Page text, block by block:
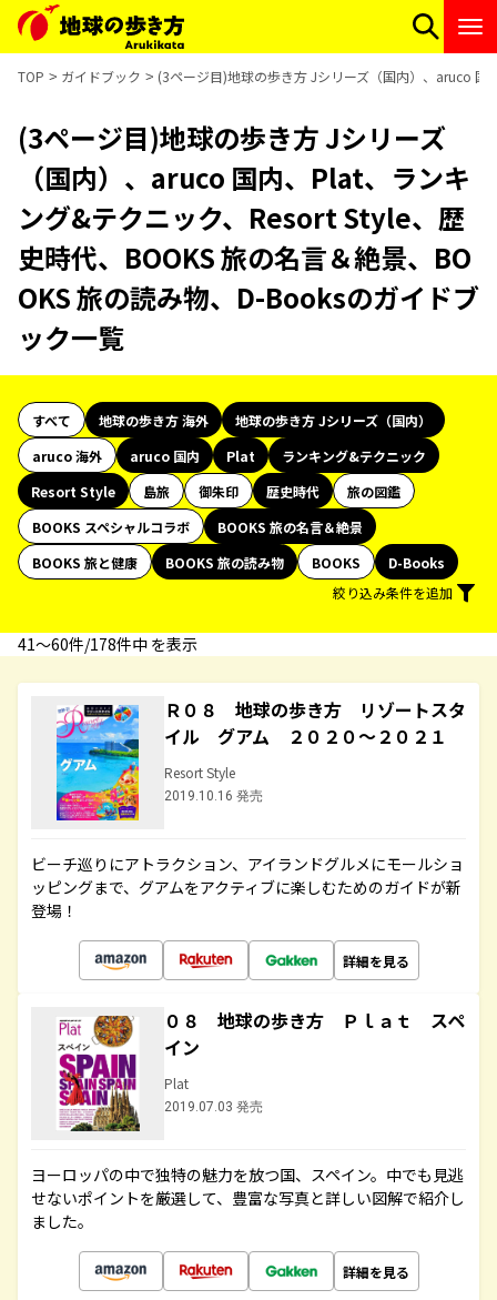
TOP ガイドブック (3ページ目)地球の歩き方 Jシリーズ（国内）、aruco
(3ページ目)地球の歩き方 Jシリーズ
（国内）、aruco 国内、Plat、ランキ
ング&テクニック、Resort Style、歴
史時代、BOOKS 旅の名言＆絶景、BO
OKS 旅の読み物、D-Booksのガイドブ
ック一覧
すべて 地球の歩き方 海外
地球の歩き方 Jシリーズ（国内）
aruco 海外
aruco 国内 Plat
ランキング&テクニック
Resort Style
島旅 御朱印 歴史時代
旅の図鑑
BOOKS スペシャルコラボ
BOOKS 旅の名言＆絶景
BOOKS 旅と健康
BOOKS 旅の読み物 BOOKS
D-Books
絞り込み条件を追加
41〜60件/178件中 を表示
Ｒ０８ 地球の歩き方 リゾートスタ
イル グアム ２０２０～２０２１
Resort Style
2019.10.16 発売
ビーチ巡りにアトラクション、アイランドグルメにモールショ
ッピングまで、グアムをアクティブに楽しむためのガイドが新
登場！
詳細を見る
０８ 地球の歩き方 Ｐｌａｔ スペ
イン
Plat
2019.07.03 発売
ヨーロッパの中で独特の魅力を放つ国、スペイン。中でも見逃
せないポイントを厳選して、豊富な写真と詳しい図解で紹介し
ました。
詳細を見る